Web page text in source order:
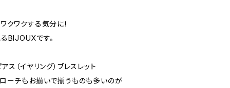
クワクする気分に！
BIJOUXです。
ス（イヤリング）ブレスレット
ーチもお揃いで揃うものも多いのが